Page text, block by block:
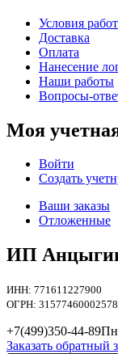
Условия
Доставка
Оплата
Нанесение
Наши работы
Вопросы-
Моя
Войти
Создать
Ваши заказы
Отложенные
ИП
ИНН: 771611227900
ОГРН:
+7(499)350-44-89
Заказать обратный